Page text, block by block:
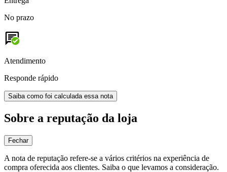
No prazo
Atendimento
Responde rápido
Saiba como foi calculada essa nota
Sobre a reputação da loja
Fechar
A nota de reputação refere-se a vários critérios na experiência de
compra oferecida aos clientes. Saiba o que levamos a consideração.